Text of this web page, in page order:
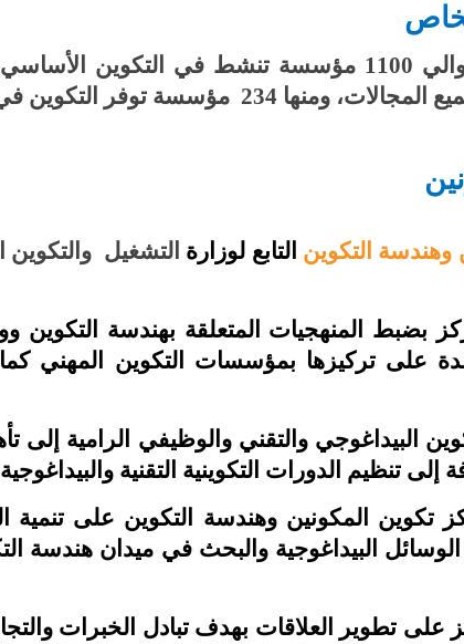
توفر التكوين في شهائد منظرة.
وهندسة التكوين التابع لوزارة التشغيل والتكوين
بضبط
المنهجيات المتعلقة بهندسة التكوين
على تركيزها بمؤسسات التكوين المهني كما
البيداغوجي والتقني والوظيفي الرامية إلى
إلى تنظيم الدورات التكوينية التقنية
المكونين وهندسة التكوين على تنمية
البيداغوجية والبحث في ميدان هندسة
تطوير العلاقات بهدف تبادل الخبرات